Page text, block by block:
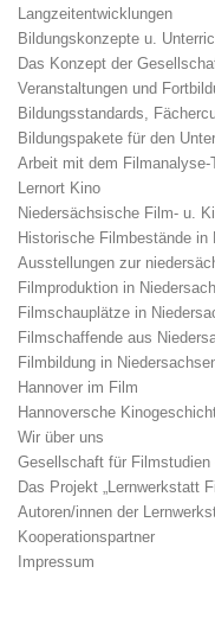
Langzeitentwicklungen
Bildungskonzepte u.
Das Konzept der
Veranstaltungen und
Bildungsstandards,
Bildungspakete für den
Arbeit mit dem Filmanalyse-
Lernort Kino
Niedersächsische Film- u.
Historische Filmbestände in
Ausstellungen zur
Filmproduktion in
Filmschauplätze in
Filmschaffende aus
Filmbildung in
Hannover im Film
Hannoversche
Wir über uns
Gesellschaft für Filmstudien
Das Projekt „Lernwerkstatt
Autoren/innen der
Kooperationspartner
Impressum